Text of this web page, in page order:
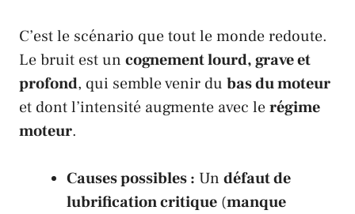
C’est le scénario que tout le monde redoute.
Le bruit est un cognement lourd, grave et
profond, qui semble venir du bas du moteur
et dont l’intensité augmente avec lerégime
moteur.
Causes possibles : Un défaut de
lubrification critique (manque